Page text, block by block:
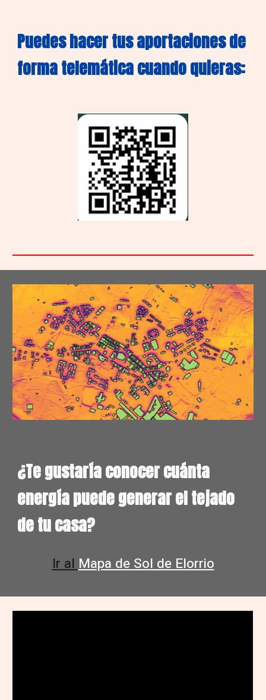
Puedes hacer tus aportaciones de
forma telemática cuando quieras:
¿Te gustaría conocer cuánta
energía puede generar el tejado
de tu casa?
Ir al Mapa de Sol de Elorrio